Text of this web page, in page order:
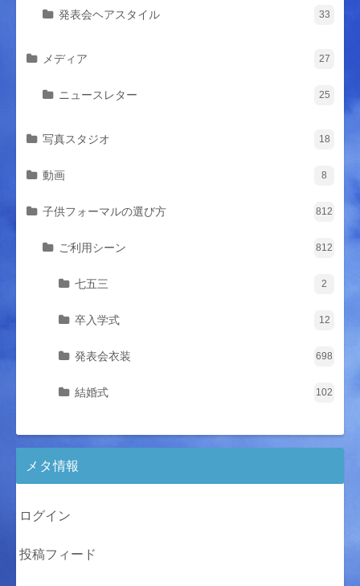
発表会ヘアスタイル 33
メディア 27
ニュースレター 25
写真スタジオ 18
動画 8
子供フォーマルの選び方 812
ご利用シーン 812
七五三 2
卒入学式 12
発表会衣装 698
結婚式 102
メタ情報
ログイン
投稿フィード